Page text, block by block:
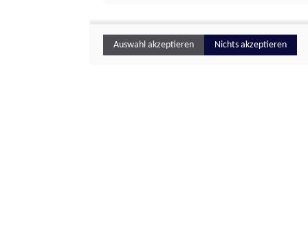
Auswahl akzeptieren Nichts akzeptieren